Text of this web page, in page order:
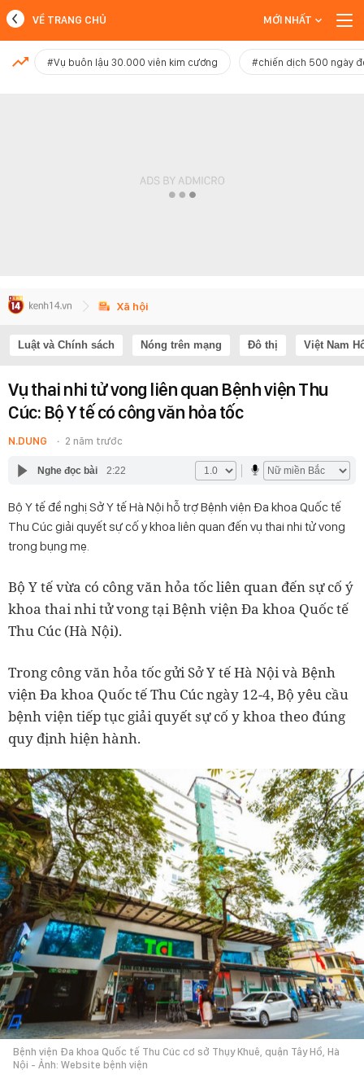
MỚI NHẤT
VỀ TRANG CHỦ MỚI NHẤT
#Vụ buôn lậu 30.000 viên kim cương #chiến dịch 500 ngày
Xã hội
Luật và Chính sách Nóng trên mạng Đô thị Việt Nam
Vụ thai nhi tử vong liên quan Bệnh viện Thu
Cúc: Bộ Y tế có công văn hỏa tốc
N.DUNG 2 năm trước
Nghe đọc bài 2:22
Bộ Y tế đề nghị Sở Y tế Hà Nội hỗ trợ Bệnh viện Đa khoa Quốc tế
Thu Cúc giải quyết sự cố y khoa liên quan đến vụ thai nhi tử vong
trong bụng mẹ.
Bộ Y tế vừa có công văn hỏa tốc liên quan đến sự cố ý
khoa thai nhi tử vong tại Bệnh viện Đa khoa Quốc tế
Thu Cúc (Hà Nội).
Trong công văn hỏa tốc gửi Sở Y tế Hà Nội và Bệnh
viện Đa khoa Quốc tế Thu Cúc ngày 12-4, Bộ yêu cầu
bệnh viện tiếp tục giải quyết sự cố y khoa theo đúng
quy định hiện hành.
Bệnh viện Đa khoa Quốc tế Thu Cúc cơ sở Thụy Khuê, quận Tây Hồ, Hà
Nội - Ảnh: Website bệnh viện